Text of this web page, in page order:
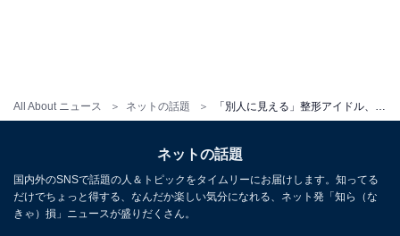
All About ニュース ネットの話題
ネットの話題
国内外のSNSで話題の人＆トピックをタイムリーにお届けします。知ってる
だけでちょっと得する、なんだか楽しい気分になれる、ネット発「知ら（な
きゃ）損」ニュースが盛りだくさん。